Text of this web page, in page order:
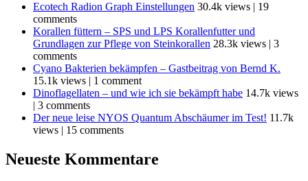
Ecotech Radion Graph Einstellungen 30.4k views | 19
comments
Korallen füttern – SPS und LPS Korallenfutter und
Grundlagen zur Pflege von Steinkorallen 28.3k views | 3
comments
Cyano Bakterien bekämpfen – Gastbeitrag von Bernd K.
15.1k views | 1 comment
Dinoflagellaten – und wie ich sie bekämpft habe 14.7k views
| 3 comments
Der neue leise NYOS Quantum Abschäumer im Test! 11.7k
views | 15 comments
Neueste Kommentare